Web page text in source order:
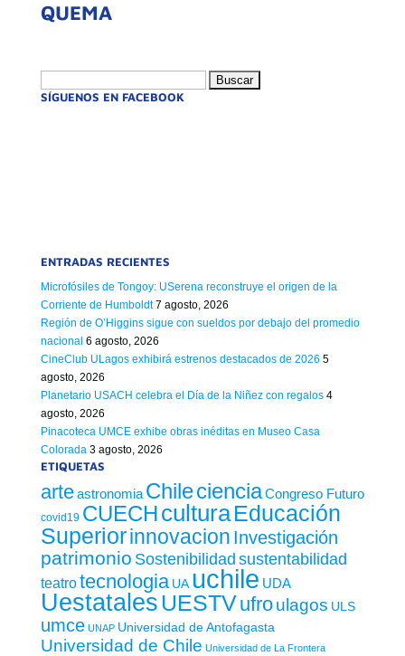
QUEMA
SÍGUENOS EN FACEBOOK
ENTRADAS RECIENTES
Microfósiles de Tongoy: USerena reconstruye el origen de la
Corriente de Humboldt 7 agosto, 2026
Región de O’Higgins sigue con sueldos por debajo del promedio
nacional 6 agosto, 2026
CineClub ULagos exhibirá estrenos destacados de 2026 5
agosto, 2026
Planetario USACH celebra el Día de la Niñez con regalos 4
agosto, 2026
Pinacoteca UMCE exhibe obras inéditas en Museo Casa
Colorada 3 agosto, 2026
ETIQUETAS
arteastronomia Chileciencia Congreso Futuro
covid19 CUECHculturaEducación
Superiorinnovacion Investigación
patrimonio Sostenibilidad sustentabilidad
teatrotecnologia UA uchile UDA
Uestatales UESTVufroulagos ULS
umce UNAP Universidad de Antofagasta
Universidad de Chile Universidad de La Frontera